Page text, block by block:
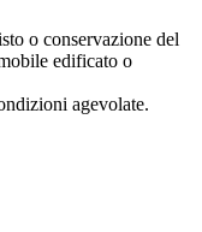
o conservazione del
edificato o
agevolate.